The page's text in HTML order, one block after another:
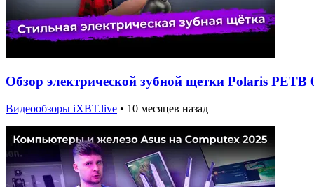
Обзор электрической зубной щетки Polaris PETB
Видеообзоры iXBT.live • 10 месяцев назад